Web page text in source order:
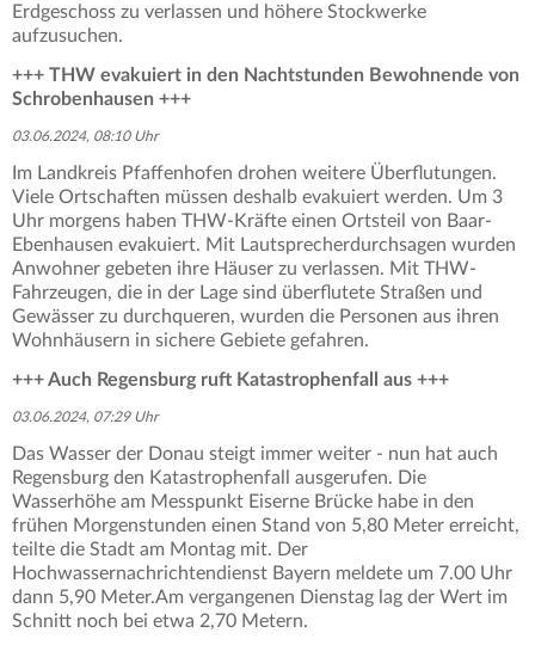
Erdgeschoss zu verlassen und höhere Stockwerke
aufzusuchen.
+++ THW evakuiert in den Nachtstunden Bewohnende von
Schrobenhausen +++
03.06.2024, 08:10 Uhr
Im Landkreis Pfaffenhofen drohen weitere Überflutungen.
Viele Ortschaften müssen deshalb evakuiert werden. Um 3
Uhr morgens haben THW-Kräfte einen Ortsteil von Baar-
Ebenhausen evakuiert. Mit Lautsprecherdurchsagen wurden
Anwohner gebeten ihre Häuser zu verlassen. Mit THW-
Fahrzeugen, die in der Lage sind überflutete Straßen und
Gewässer zu durchqueren, wurden die Personen aus ihren
Wohnhäusern in sichere Gebiete gefahren.
+++ Auch Regensburg ruft Katastrophenfall aus +++
03.06.2024, 07:29 Uhr
Das Wasser der Donau steigt immer weiter - nun hat auch
Regensburg den Katastrophenfall ausgerufen. Die
Wasserhöhe am Messpunkt Eiserne Brücke habe in den
frühen Morgenstunden einen Stand von 5,80 Meter erreicht,
teilte die Stadt am Montag mit. Der
Hochwassernachrichtendienst Bayern meldete um 7.00 Uhr
dann 5,90 Meter.Am vergangenen Dienstag lag der Wert im
Schnitt noch bei etwa 2,70 Metern.